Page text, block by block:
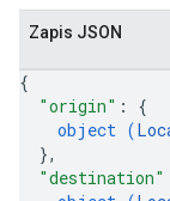
Zapis JSON
{
"origin" : {
object (
},
"destination"